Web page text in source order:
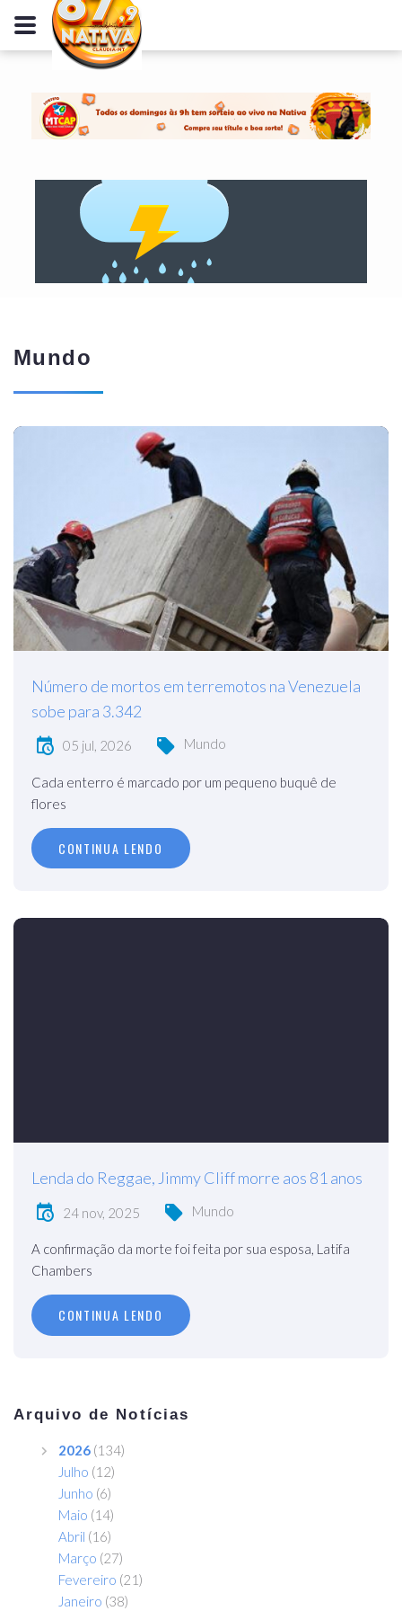
Mundo
Número de mortos em terremotos na Venezuela
sobe para 3.342
05 jul, 2026 Mundo
Cada enterro é marcado por um pequeno buquê de
flores
CONTINUA LENDO
Lenda do Reggae, Jimmy Cliff morre aos 81 anos
24 nov, 2025 Mundo
A confirmação da morte foi feita por sua esposa, Latifa
Chambers
CONTINUA LENDO
Arquivo de Notícias
2026 (134)
Julho (12)
Junho (6)
Maio (14)
Abril (16)
Março (27)
Fevereiro (21)
Janeiro (38)